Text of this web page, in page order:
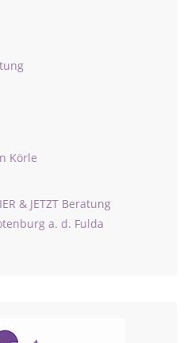
Körle
& JETZT Beratung
a. d. Fulda